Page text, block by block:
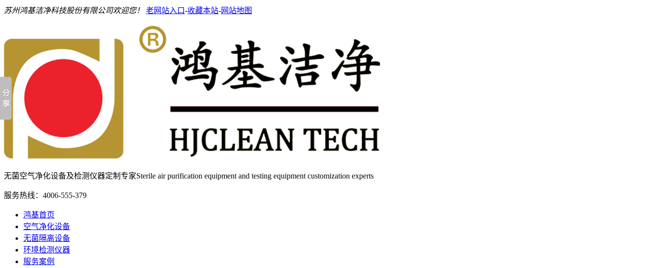
苏州鸿基洁净科技股份有限公司欢迎您！ 老网站入口-收藏本站-网站地图
无菌空气净化设备及检测仪器定制专家Sterile air purification equipment and testing equipment customization experts
服务热线： 4006-555-379
鸿基首页
空气净化设备
无菌隔离设备
环境检测仪器
服务案例